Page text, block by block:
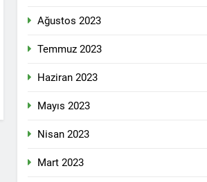
dönüşmektedir”
YAPTI
Dünya Anadil Günü’nü HAK-
etrafında birleşmeli
Ağustos 2023
Temmuz 2023
Haziran 2023
Mayıs 2023
Nisan 2023
Mart 2023